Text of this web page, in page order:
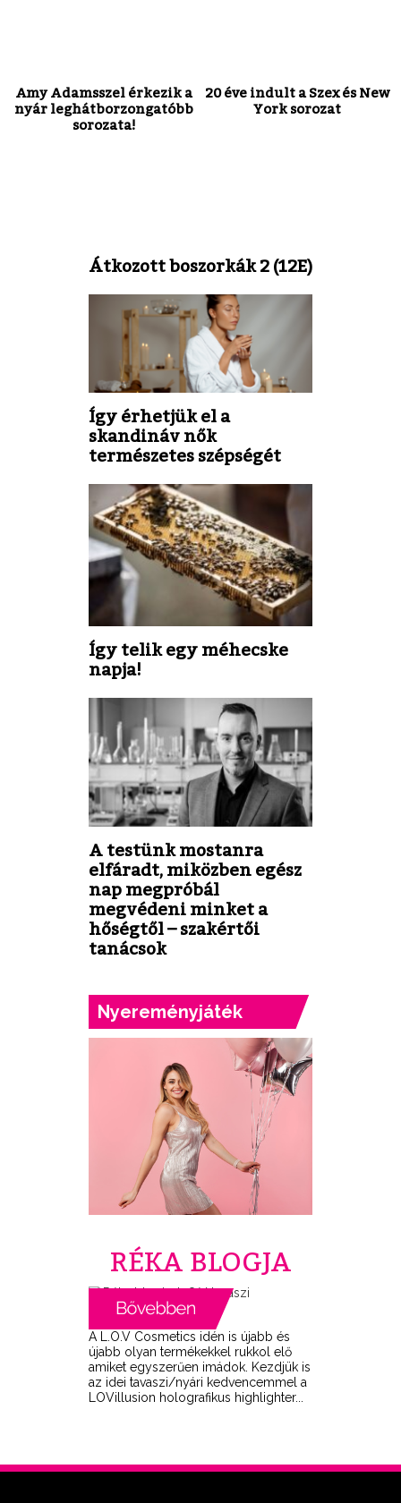
Amy Adamsszel érkezik a
nyár leghátborzongatóbb
sorozata!
20 éve indult a Szex és New
York sorozat
Átkozott boszorkák 2 (12E)
Így érhetjük el a
skandináv nők
természetes szépségét
Így telik egy méhecske
napja!
A testünk mostanra
elfáradt, miközben egész
nap megpróbál
megvédeni minket a
hőségtől – szakértői
tanácsok
Nyereményjáték
RÉKA BLOGJA
A L.O.V Cosmetics idén is újabb és
újabb olyan termékekkel rukkol elő
amiket egyszerűen imádok. Kezdjük is
az idei tavaszi/nyári kedvencemmel a
LOVillusion holografikus highlighter...